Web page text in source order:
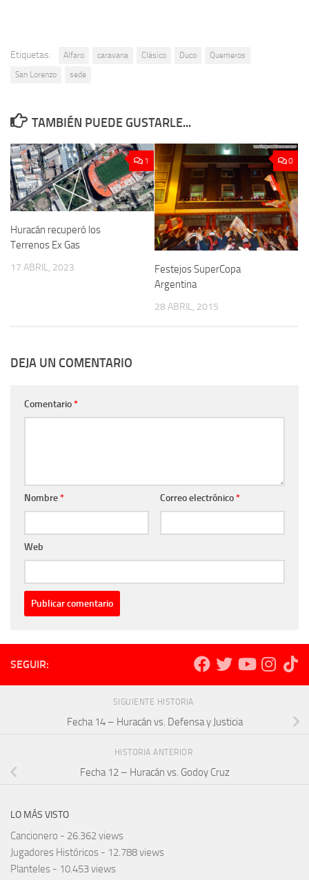
Etiquetas: Alfaro caravana Clásico Duco
Quemeros
San Lorenzo
sede
TAMBIÉN PUEDE GUSTARLE...
1
Huracán recuperó los
Terrenos Ex Gas
17 ABRIL, 2023
0
Festejos SuperCopa
Argentina
28 ABRIL, 2015
DEJA UN COMENTARIO
Comentario*
Nombre* Correo electrónico*
Web
SEGUIR:
SIGUIENTE HISTORIA
Fecha 14 – Huracán vs. Defensa y Justicia
HISTORIA ANTERIOR
Fecha 12 – Huracán vs. Godoy Cruz
LO MÁS VISTO
Cancionero - 26.362 views
Jugadores Históricos - 12.788 views
Planteles - 10.453 views